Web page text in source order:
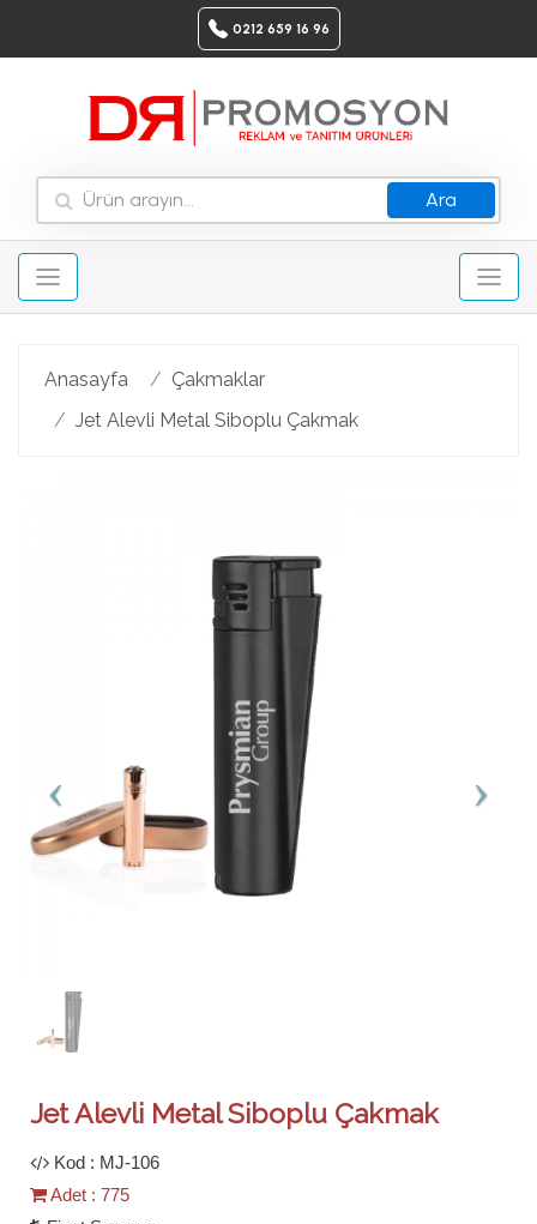
0212 659 16 96
Ara
Anasayfa
Çakmaklar
Jet Alevli Metal Siboplu Çakmak
Jet Alevli Metal Siboplu Çakmak
Kod : MJ-106
Adet : 775